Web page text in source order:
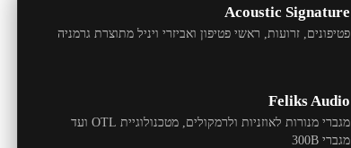
Acoustic Signature
פטיפונים, זרועות, ראשי פטיפון ואביזרי ויניל מתוצרת גרמניה
Feliks Audio
מגברי מנורות לאוזניות ולרמקולים, מטכנולוגיית OTL ועד
מגברי 300B